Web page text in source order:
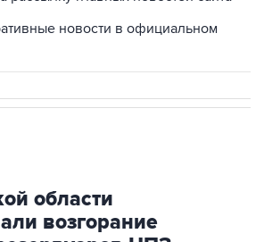
новости в официальном
области
возгорание